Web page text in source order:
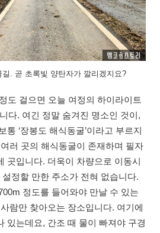
. 곧 초록빛 양탄자가 깔리겠지요?
도 걸으면 오늘 여정의 하이라이트
다. 여긴 정말 숨겨진 명소인 것이,
통 ‘장봉도 해식동굴’이라고 부르지
러 곳의 해식동굴이 존재하며 필자
곳입니다. 더욱이 차량으로 이동시
정할 만한 주소가 전혀 없습니다.
정도를 들어와야 만날 수 있는
람만 찾아오는 장소입니다. 여기에
있는데요, 간조 때 물이 빠져야 구경